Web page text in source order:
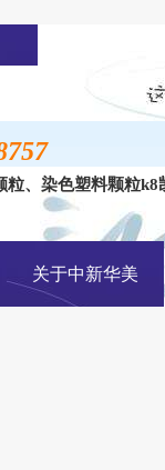
手机网站
粒、染色塑料颗粒k8
关于中新华美